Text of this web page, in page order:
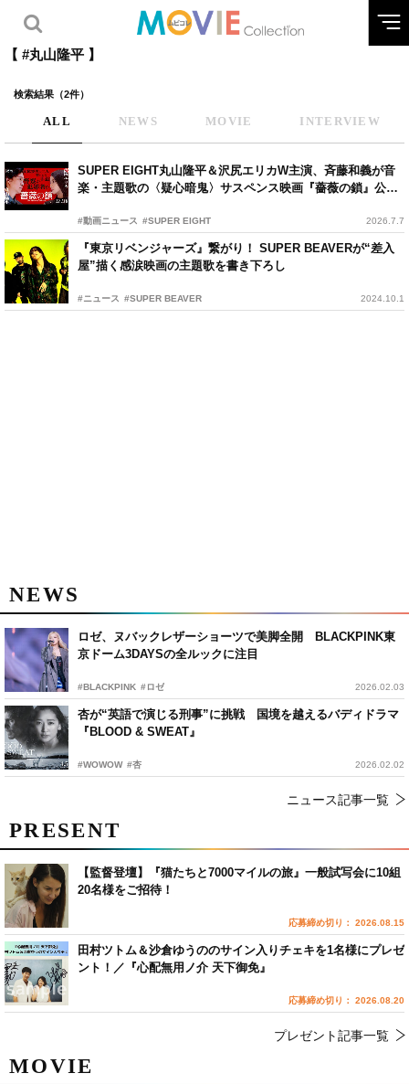
【 #丸山隆平 】
検索結果（2件）
ALL NEWS MOVIE INTERVIEW
SUPER EIGHT丸山隆平＆沢尻エリカW主演、斉藤和義が音
楽・主題歌の〈疑心暗鬼〉サスペンス映画『薔薇の鎖』公開
#動画ニュース #SUPER EIGHT 2026.7.7
『東京リベンジャーズ』繋がり！ SUPER BEAVERが“差入
屋”描く感涙映画の主題歌を書き下ろし
#ニュース #SUPER BEAVER 2024.10.1
NEWS
ロゼ、ヌバックレザーショーツで美脚全開 BLACKPINK東
京ドーム3DAYSの全ルックに注目
#BLACKPINK #ロゼ 2026.02.03
杏が“英語で演じる刑事”に挑戦 国境を越えるバディドラマ
『BLOOD & SWEAT』
#WOWOW #杏 2026.02.02
ニュース記事一覧
MOVIE
PRESENT
【監督登壇】『猫たちと7000マイルの旅』一般試写会に10組
20名様をご招待！
応募締め切り： 2026.08.15
田村ツトム＆沙倉ゆうののサイン入りチェキを1名様にプレゼ
ント！／『心配無用ノ介 天下御免』
応募締め切り： 2026.08.20
プレゼント記事一覧